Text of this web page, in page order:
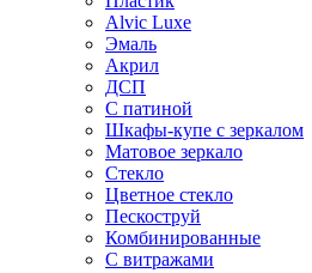
Alvic Luxe
Эмаль
Акрил
ДСП
С патиной
Шкафы-купе с зеркалом
Матовое зеркало
Стекло
Цветное стекло
Пескоструй
Комбинированные
С витражами